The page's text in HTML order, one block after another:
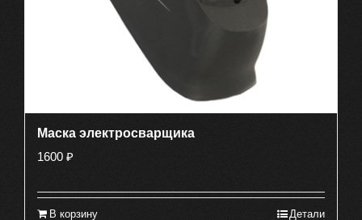
Маска электросварщика
1600 ₽
В корзину Детали